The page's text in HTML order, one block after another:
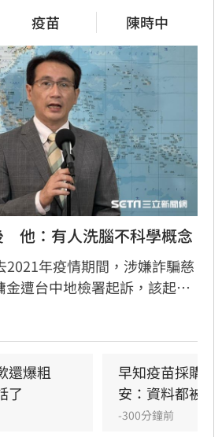
疫苗 陳時中
他：有人洗腦不科學概念
2021年疫情期間，涉嫌詐騙慈
金遭台中地檢署起訴，該起事
此，前立委鄭運鵬今（9）
還爆粗
了
早知疫苗採購
安：資料都被塗
-300分鐘前